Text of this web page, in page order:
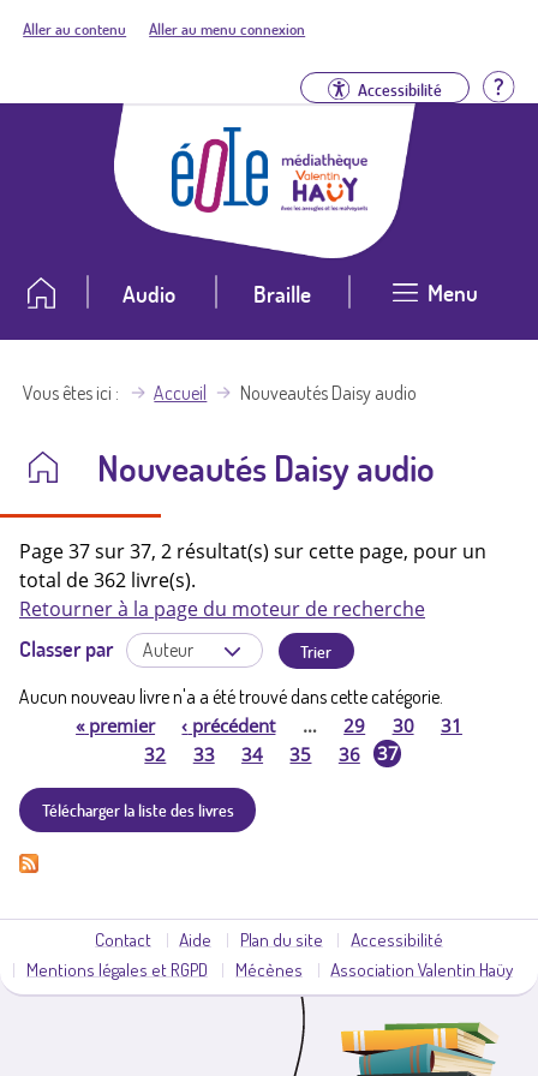
Aller au contenu Aller au menu connexion
Accessibilité
Audio Braille Menu
Vous êtes ici Accueil Nouveautés Daisy audio
Nouveautés Daisy audio
Page 37 sur 37, 2 résultat(s) sur cette page, pour un
total de 362 livre(s).
Retourner à la page du moteur de recherche
Classer par
Aucun nouveau livre n'a a été trouvé dans cette catégorie.
a
g
s
«premier ‹ précédent … 29 30
31
32
33 34 35 36 37
Télécharger la liste des livres
Contact Aide Plan du site
Accessibilité
Mentions légales et RGPD
Mécènes Association Valentin Haüy